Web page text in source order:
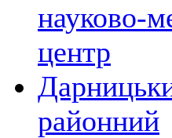
науково-
центр
районний